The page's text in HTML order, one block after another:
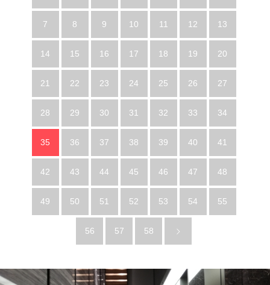
7 8 9 10 11 12 13
14 15 16 17 18 19 20
21 22 23 24 25 26 27
28 29 30 31 32 33 34
35 36 37 38 39 40 41
42 43 44 45 46 47 48
49 50 51 52 53 54 55
56 57 58